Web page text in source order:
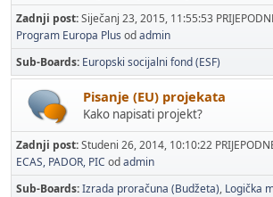
Zadnji post:Siječanj 23, 2015, 11:55:53
Program Europa Plus odadmin
Sub-Boards Europski socijalni fond (ESF)
Pisanje (EU) projekata
Kako napisati projekt?
Zadnji post:Studeni 26, 2014, 10:10:22
ECAS, PADOR, PIC odadmin
Sub-Boards Izrada proračuna (Budžeta) Logička